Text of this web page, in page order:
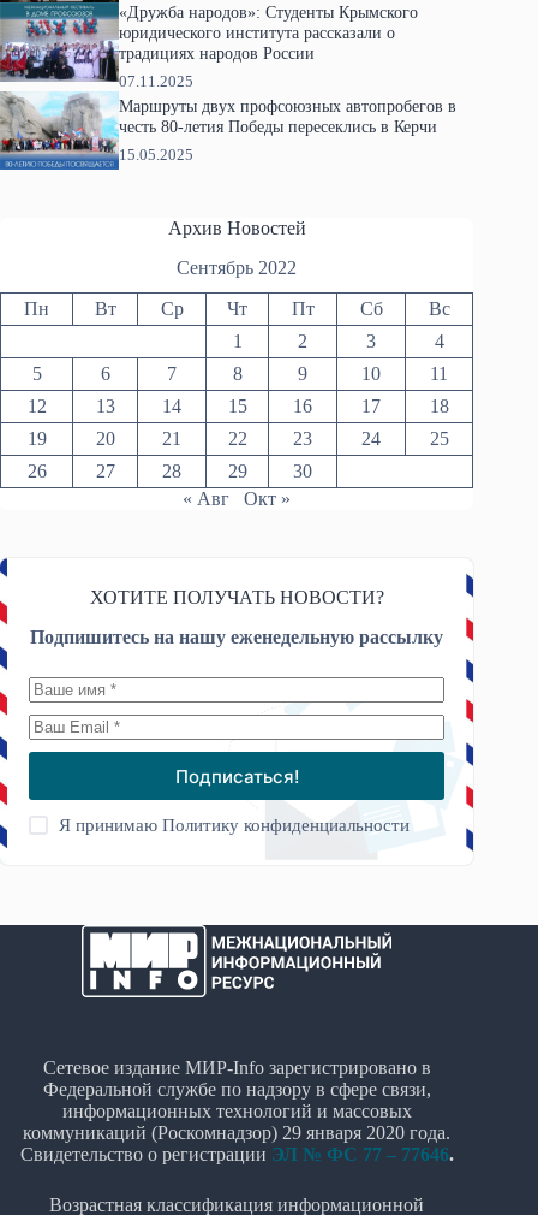
«Дружба народов»: Студенты Крымского
юридического института рассказали о
традициях народов России
07.11.2025
Маршруты двух профсоюзных автопробегов в
честь 80-летия Победы пересеклись в Керчи
15.05.2025
Архив Новостей
Сентябрь 2022
Пн Вт Ср Чт Пт Сб
Вс
1
2 3
4
5
6 7 8 9 10
11
12
13 14 15 16 17
18
19
20 21 22 23 24
25
26
27 28 29
30
« Авг
Окт »
ХОТИТЕ ПОЛУЧАТЬ НОВОСТИ?
Подпишитесь на нашу еженедельную рассылку
Подписаться!
Я принимаюПолитику конфиденциальности
Сетевое издание МИР-Info зарегистрировано в
Федеральной службе по надзору в сфере связи,
информационных технологий и массовых
коммуникаций (Роскомнадзор) 29 января 2020 года.
Свидетельство о регистрации ЭЛ № ФС 77 – 77646.
Возрастная классификация информационной